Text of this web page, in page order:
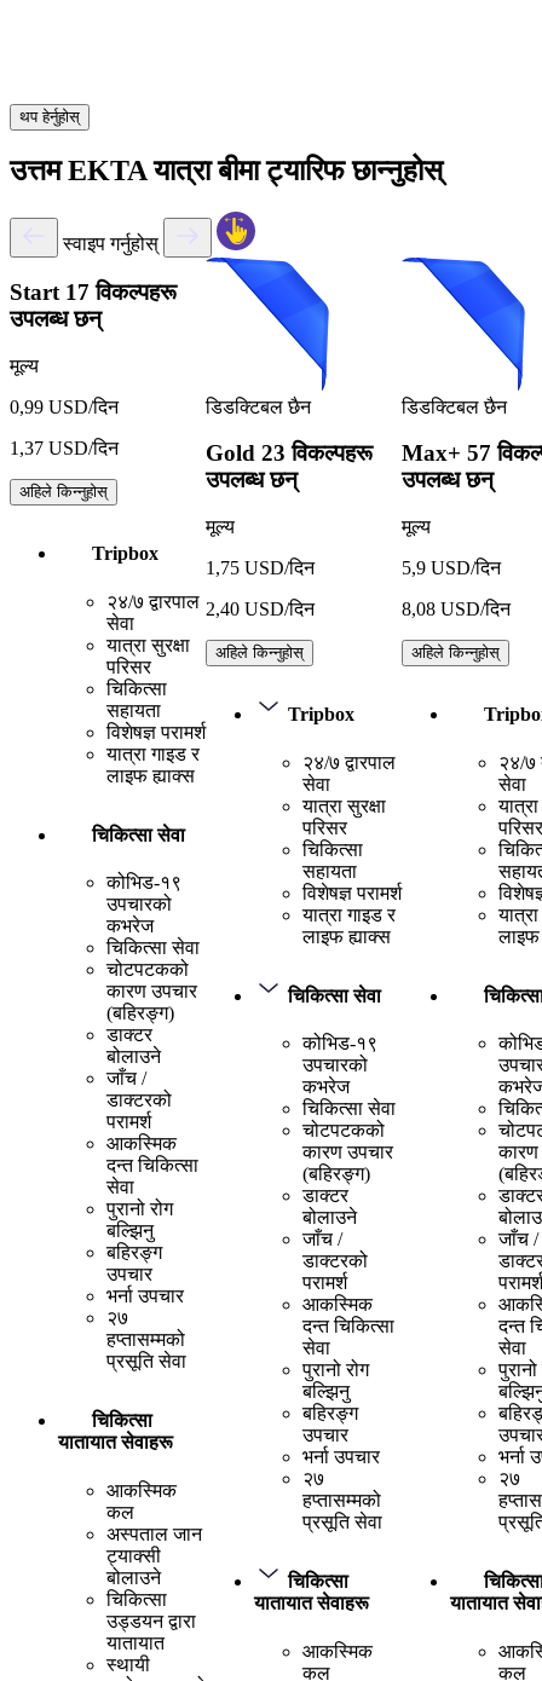
थप हेर्नुहोस्
उत्तम EKTA यात्रा बीमा ट्यारिफ छान्नुहोस्
स्वाइप गर्नुहोस्
Start 17 विकल्पहरू
उपलब्ध छन्
मूल्य
0,99 USD/दिन
1,37 USD/दिन
अहिले किन्नुहोस्
Tripbox
२४/७ द्वारपाल
सेवा
यात्रा सुरक्षा
परिसर
चिकित्सा
सहायता
विशेषज्ञ परामर्श
यात्रा गाइड र
लाइफ ह्याक्स
चिकित्सा सेवा
कोभिड-१९
उपचारको
कभरेज
चिकित्सा सेवा
चोटपटकको
कारण उपचार
(बहिरङ्ग)
डाक्टर
बोलाउने
जाँच /
डाक्टरको
परामर्श
आकस्मिक
दन्त चिकित्सा
सेवा
पुरानो रोग
बल्झिनु
बहिरङ्ग
उपचार
भर्ना उपचार
२७
हप्तासम्मको
प्रसूति सेवा
चिकित्सा
यातायात सेवाहरू
आकस्मिक
कल
अस्पताल जान
ट्याक्सी
बोलाउने
चिकित्सा
उड्डयन द्वारा
यातायात
स्थायी
डिडक्टिबल छैन
Gold 23 विकल्पहरू
उपलब्ध छन्
मूल्य
1,75 USD/दिन
2,40 USD/दिन
अहिले किन्नुहोस्
Tripbox
२४/७ द्वारपाल
सेवा
यात्रा सुरक्षा
परिसर
चिकित्सा
सहायता
विशेषज्ञ परामर्श
यात्रा गाइड र
लाइफ ह्याक्स
चिकित्सा सेवा
कोभिड-१९
उपचारको
कभरेज
चिकित्सा सेवा
चोटपटकको
कारण उपचार
(बहिरङ्ग)
डाक्टर
बोलाउने
जाँच /
डाक्टरको
परामर्श
आकस्मिक
दन्त चिकित्सा
सेवा
पुरानो रोग
बल्झिनु
बहिरङ्ग
उपचार
भर्ना उपचार
२७
हप्तासम्मको
प्रसूति सेवा
चिकित्सा
यातायात सेवाहरू
आकस्मिक
कल
डिडक्टिबल छैन
Max+ 57
उपलब्ध छन्
मूल्य
5,9 USD/दिन
8,08 USD/दिन
अहिले किन्नुहोस्
२४/७
सेवा
परिसर
लाइफ
कारण
जाँच /
परामर्श
दन्त
सेवा
पुरानो
भर्ना
२७
यातायात
कल